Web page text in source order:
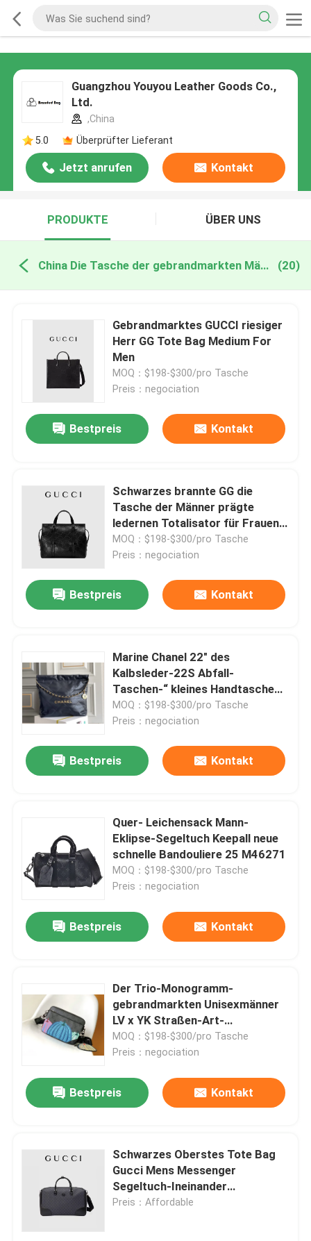
Guangzhou Youyou Leather Goods Co.,
Ltd.
,China
5.0
Überprüfter Lieferant
Jetzt anrufen Kontakt
PRODUKTE ÜBER UNS
China Die Tasche der gebrandmarkten Männer (20)
Gebrandmarktes GUCCI riesiger
Herr GG Tote Bag Medium For
Men
MOQ：$198-$300/pro Tasche
Preis：negociation
Bestpreis Kontakt
Schwarzes brannte GG die
Tasche der Männer prägte
ledernen Totalisator für Frauen
ein
MOQ：$198-$300/pro Tasche
Preis：negociation
Bestpreis Kontakt
Marine Chanel 22" des
Kalbsleder-22S Abfall-
Taschen-“ kleines Handtasche
ODM
MOQ：$198-$300/pro Tasche
Preis：negociation
Bestpreis Kontakt
Quer- Leichensack Mann-
Eklipse-Segeltuch Keepall neue
schnelle Bandouliere 25 M46271
MOQ：$198-$300/pro Tasche
Preis：negociation
Bestpreis Kontakt
Der Trio-Monogramm-
gebrandmarkten Unisexmänner
LV x YK Straßen-Art-
Zusammenarbeit 3WAY der
Taschen-M46358
MOQ：$198-$300/pro Tasche
Preis：negociation
Bestpreis Kontakt
Schwarzes Oberstes Tote Bag
Gucci Mens Messenger
Segeltuch-Ineinander
greifendoppeltes G Reise GG
Preis：Affordable